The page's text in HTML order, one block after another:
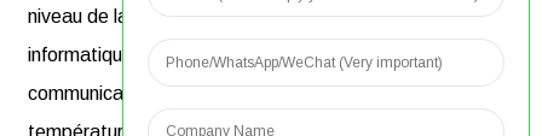
niveau de la couche d'équipement, d'une passerelle
informatique de pointe au niveau de la couche de
communication et d'un hôte de système de mesure de
température au niveau de la couche de contrôle de la